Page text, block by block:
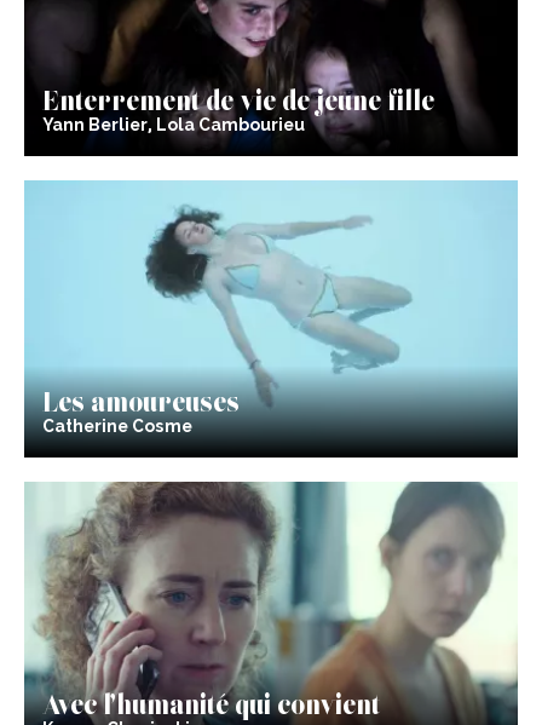
Enterrement de vie de jeune fille
Yann Berlier, Lola Cambourieu
Les amoureuses
Catherine Cosme
Avec l’humanité qui convient